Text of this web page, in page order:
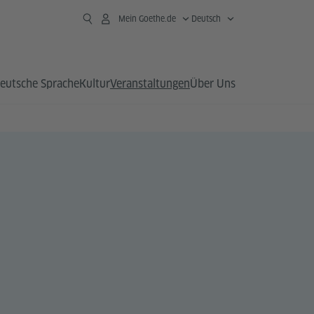
Mein Goethe.de Deutsch
SpracheKulturVeranstaltungenÜber Uns